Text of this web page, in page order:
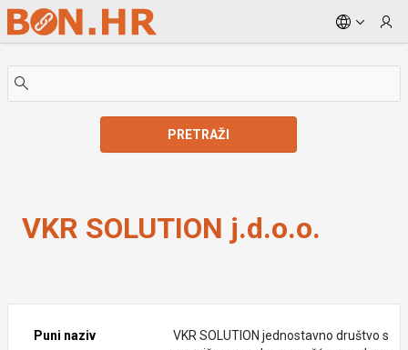
Skip to Main Content
PRETRAŽI
VKR SOLUTION j.d.o.o.
Puni naziv
VKR SOLUTION jednostavno društvo s